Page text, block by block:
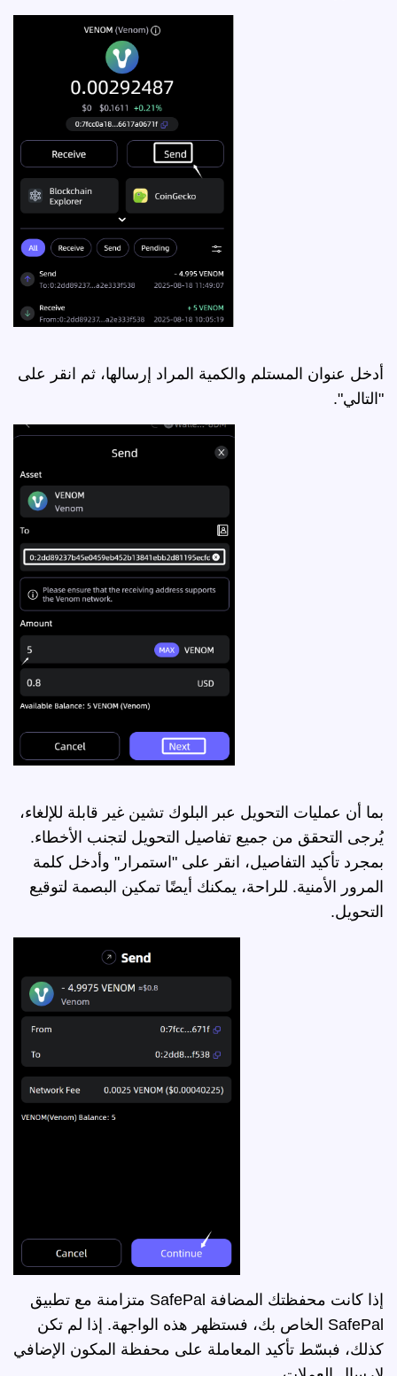
أدخل عنوان المستلم والكمية المراد إرسالها، ثم انقر على
"التالي".
بما أن عمليات التحويل عبر البلوك تشين غير قابلة للإلغاء،
يُرجى التحقق من جميع تفاصيل التحويل لتجنب الأخطاء.
بمجرد تأكيد التفاصيل، انقر على "استمرار" وأدخل كلمة
المرور الأمنية. للراحة، يمكنك أيضًا تمكين البصمة لتوقيع
التحويل.
إذا كانت محفظتك المضافة SafePal متزامنة مع تطبيق
SafePal الخاص بك، فستظهر هذه الواجهة. إذا لم تكن
كذلك، فبسّط تأكيد المعاملة على محفظة المكون الإضافي